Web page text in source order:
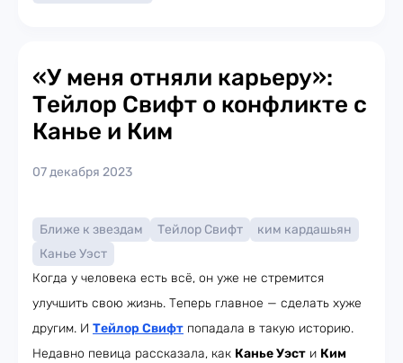
«У меня отняли карьеру»:
Тейлор Свифт о конфликте с
Канье и Ким
07 декабря 2023
Ближе к звездам Тейлор Свифт
ким кардашьян
Канье Уэст
Когда у человека есть всё, он уже не стремится
улучшить свою жизнь. Теперь главное — сделать хуже
другим. И Тейлор Свифт попадала в такую историю.
Недавно певица рассказала, как Канье Уэст и Ким